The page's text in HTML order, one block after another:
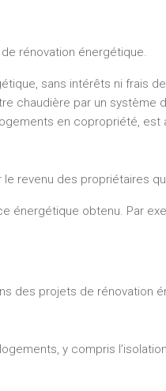
rénovation énergétique.
sans intérêts ni frais
chaudière par un système
en copropriété,
revenu des propriétaires
obtenu. Par
des projets de rénovation
y compris